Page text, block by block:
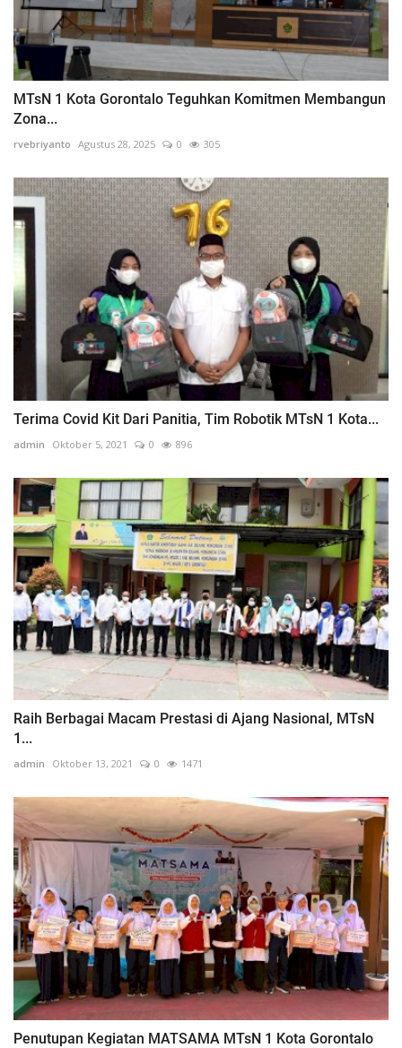
MTsN 1 Kota Gorontalo Teguhkan Komitmen Membangun
Zona...
rvebriyanto Agustus 28, 2025 0 305
Terima Covid Kit Dari Panitia, Tim Robotik MTsN 1 Kota...
admin Oktober 5, 2021 0 896
Raih Berbagai Macam Prestasi di Ajang Nasional, MTsN
1...
admin Oktober 13, 2021 0 1471
Penutupan Kegiatan MATSAMA MTsN 1 Kota Gorontalo